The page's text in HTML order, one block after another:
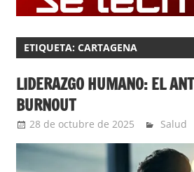
ETIQUETA: CARTAGENA
LIDERAZGO HUMANO: EL
BURNOUT
28 de octubre de 2025 Salud